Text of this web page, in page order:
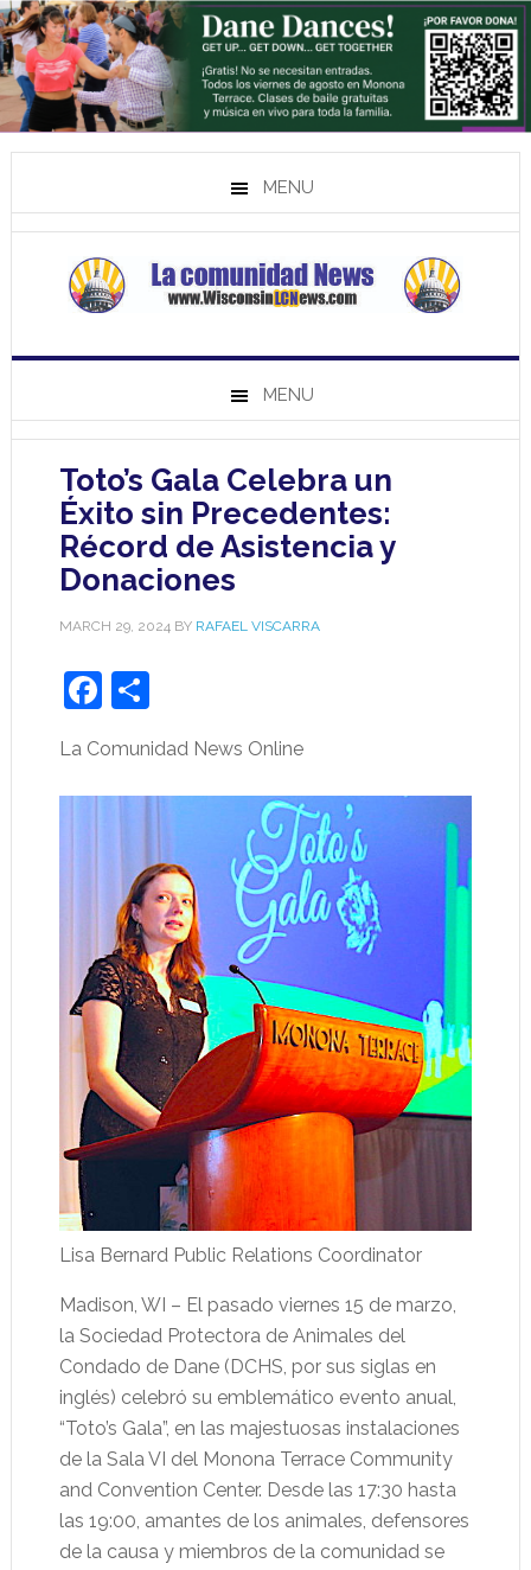
MENU
MENU
Toto’s Gala Celebra un
Éxito sin Precedentes:
Récord de Asistencia y
Donaciones
MARCH 29, 2024BY RAFAEL VISCARRA
Facebook
Share
La Comunidad News Online
Lisa Bernard Public Relations Coordinator
Madison, WI – El pasado viernes 15 de marzo,
la Sociedad Protectora de Animales del
Condado de Dane (DCHS, por sus siglas en
inglés) celebró su emblemático evento anual,
“Toto’s Gala”, en las majestuosas instalaciones
de la Sala VI del Monona Terrace Community
and Convention Center. Desde las 17:30 hasta
las 19:00, amantes de los animales, defensores
de la causa y miembros de la comunidad se